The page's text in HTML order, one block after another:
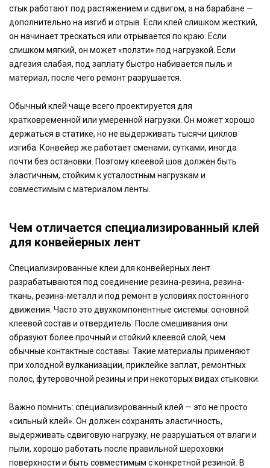
стык работают под растяжением и сдвигом, а на барабане —
дополнительно на изгиб и отрыв. Если клей слишком жесткий,
он начинает трескаться или отрывается по краю. Если
слишком мягкий, он может «ползти» под нагрузкой. Если
адгезия слабая, под заплату быстро набивается пыль и
материал, после чего ремонт разрушается.
Обычный клей чаще всего проектируется для
кратковременной или умеренной нагрузки. Он может хорошо
держаться в статике, но не выдерживать тысячи циклов
изгиба. Конвейер же работает сменами, сутками, иногда
почти без остановки. Поэтому клеевой шов должен быть
эластичным, стойким к усталостным нагрузкам и
совместимым с материалом ленты.
Чем отличается специализированный клей
для конвейерных лент
Специализированные клеи для конвейерных лент
разрабатываются под соединение резина-резина, резина-
ткань, резина-металл и под ремонт в условиях постоянного
движения. Часто это двухкомпонентные системы: основной
клеевой состав и отвердитель. После смешивания они
образуют более прочный и стойкий клеевой слой, чем
обычные контактные составы. Такие материалы применяют
при холодной вулканизации, приклейке заплат, ремонтных
полос, футеровочной резины и при некоторых видах стыковки.
Важно помнить: специализированный клей — это не просто
«сильный клей». Он должен сохранять эластичность,
выдерживать сдвиговую нагрузку, не разрушаться от влаги и
пыли, хорошо работать после правильной шероховки
поверхности и быть совместимым с конкретной резиной. В